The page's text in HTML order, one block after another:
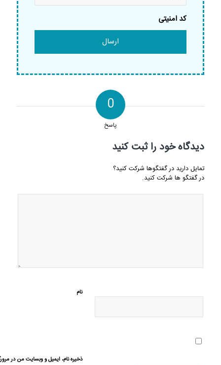
کد امنیتی
0
پاسخ
دیدگاه خود را ثبت کنید
تمایل دارید در گفتگوها شرکت کنید؟
در گفتگو ها شرکت کنید.
نام
ذخیره نام، ایمیل و وبسایت من در